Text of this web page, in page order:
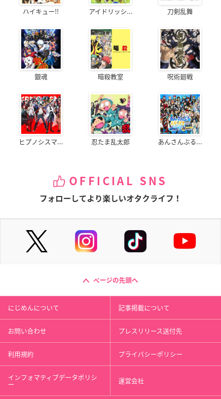
ハイキュー!! アイドリッシ... 刀剣乱舞
銀魂 暗殺教室 呪術廻戦
ヒプノシスマ... 忍たま乱太郎 あんさんぶる...
OFFICIAL SNS
フォローしてより楽しいオタクライフ！
ページの先頭へ
にじめんについて 記事掲載について
お問い合わせ プレスリリース送付先
利用規約 プライバシーポリシー
インフォマティブデータポリシ
ー 運営会社